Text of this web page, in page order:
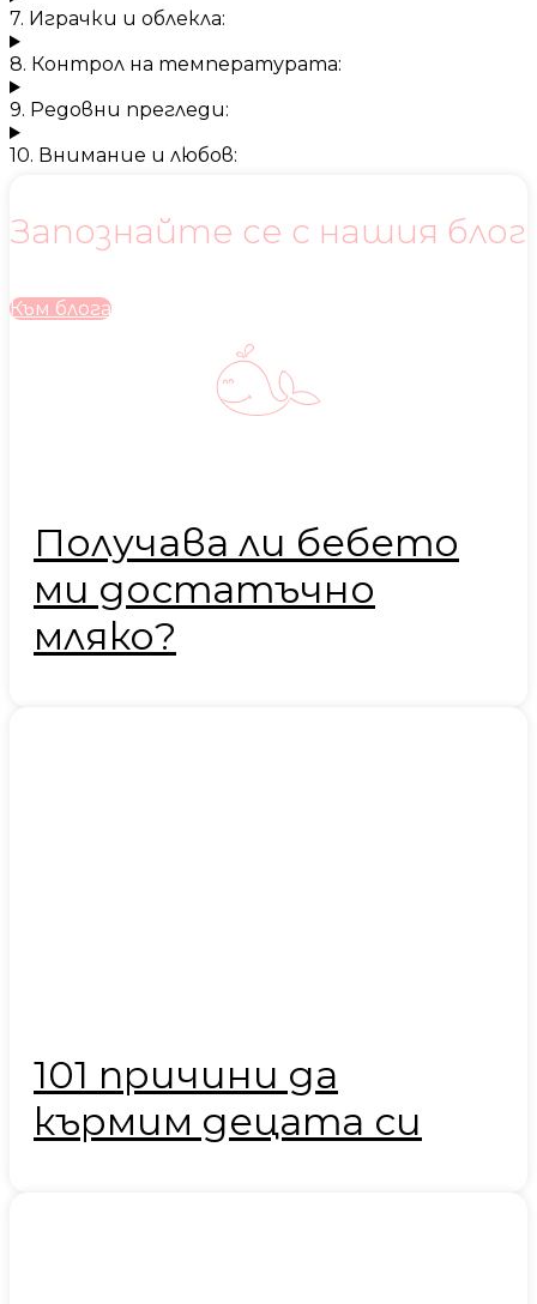
7. Играчки и облекла:
8. Контрол на температурата:
9. Редовни прегледи:
10. Внимание и любов:
Запознайте се с нашия блог
Към блога
Получава ли бебето
ми достатъчно
мляко?
101 причини да
кърмим децата си